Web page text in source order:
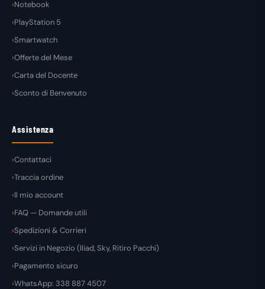
Notebook
PlayStation 5
Smartwatch
Offerte del Mese
Carta del Docente
Sconto di Benvenuto
Assistenza
Contattaci
Traccia ordine
Il mio account
FAQ — Domande utili
Spedizioni & Corrieri
Servizi in Negozio (Iliad, Sky, Ritiro Pacchi)
Pagamento sicuro
WhatsApp: 338 887 4507